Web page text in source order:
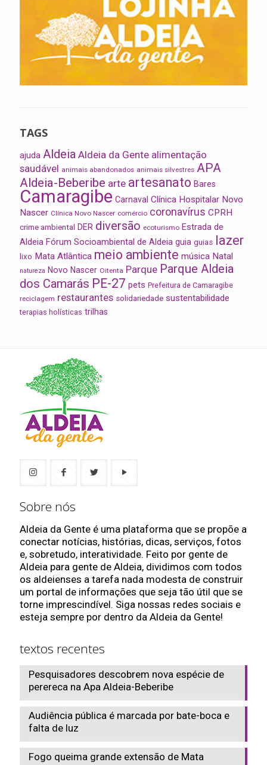
TAGS
ajuda Aldeia Aldeia da Gente alimentação
saudável animais abandonados animais silvestres APA
Aldeia-Beberibe arte artesanato Bares
Camaragibe Carnaval Clínica Hospitalar Novo
Nascer Clínica Novo Nascer comércio coronavírus CPRH
crime ambiental DER diversão ecoturismo Estrada de
Aldeia Fórum Socioambiental de Aldeia guia guias lazer
lixo Mata Atlântica meio ambiente música Natal
natureza Novo Nascer Oitenta Parque Parque Aldeia
dos Camarás PE-27 pets Prefeitura de Camaragibe
reciclagem restaurantes solidariedade sustentabilidade
terapias holísticas trilhas
Sobre nós
Aldeia da Gente é uma plataforma que se propõe a
conectar notícias, histórias, dicas, serviços, fotos
e, sobretudo, interatividade. Feito por gente de
Aldeia para gente de Aldeia, dividimos com todos
os aldeienses a tarefa nada modesta de construir
um portal de informações que seja tão útil que se
torne imprescindível. Siga nossas redes sociais e
esteja sempre por dentro da Aldeia da Gente!
textos recentes
Pesquisadores descobrem nova espécie de
perereca na Apa Aldeia-Beberibe
Audiência pública é marcada por bate-boca e
falta de luz
Fogo queima grande extensão de Mata